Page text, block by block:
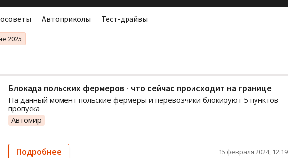
Автоприколы Тест-драйвы
2025
Блокада польских фермеров - что сейчас происходит на границе
На данный момент польские фермеры и перевозчики блокируют 5 пунктов
пропуска
Автомир
Подробнее 15 февраля 2024, 12:19